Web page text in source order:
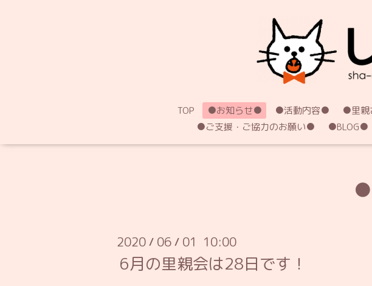
TOP ●お知らせ● ●活動内容● ●里親
●ご支援・ご協力のお願い●
●BLOG●
●
2020 / 06 / 01 10:00
6月の里親会は28日です！